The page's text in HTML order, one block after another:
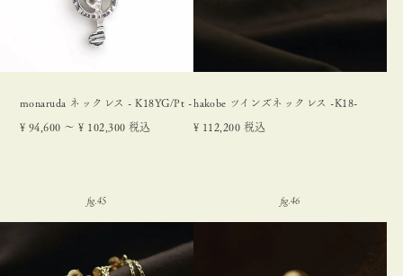
monaruda ネックレス - K18YG/Pt -
¥ 94,600 〜 ¥ 102,300 税込
hakobe ツインズネックレス -K18-
¥ 112,200 税込